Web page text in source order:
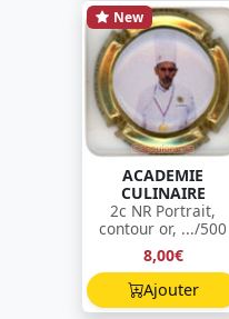
New
ACADEMIE
CULINAIRE
2c NR Portrait,
contour or, .../500
8,00€
Ajouter